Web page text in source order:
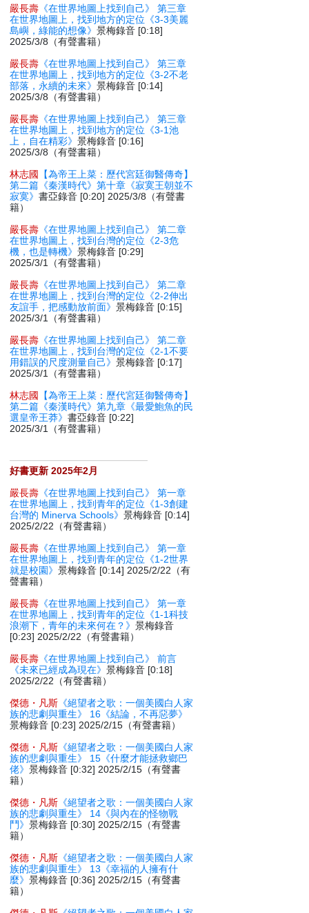
嚴長壽 《在世界地圖上找到自己》 第三章
在世界地圖上，找到地方的定位《3-3美麗
島嶼，綠能的想像》景梅錄音 [0:18]
2025/3/8（有聲書籍）
嚴長壽 《在世界地圖上找到自己》 第三章
在世界地圖上，找到地方的定位《3-2不老
部落，永續的未來》景梅錄音 [0:14]
2025/3/8（有聲書籍）
嚴長壽 《在世界地圖上找到自己》 第三章
在世界地圖上，找到地方的定位《3-1池
上，自在精彩》景梅錄音 [0:16]
2025/3/8（有聲書籍）
林志國
【為帝王上菜：歷代宮廷御醫傳奇】
第二篇《秦漢時代》第十章《寂寞王朝並不
寂寞》書亞錄音 [0:20] 2025/3/8（有聲書
籍）
嚴長壽 《在世界地圖上找到自己》 第二章
在世界地圖上，找到台灣的定位《2-3危
機，也是轉機》景梅錄音 [0:29]
2025/3/1（有聲書籍）
嚴長壽 《在世界地圖上找到自己》 第二章
在世界地圖上，找到台灣的定位《2-2伸出
友誼手，把感動放前面》景梅錄音 [0:15]
2025/3/1（有聲書籍）
嚴長壽 《在世界地圖上找到自己》 第二章
在世界地圖上，找到台灣的定位《2-1不要
用錯誤的尺度測量自己》景梅錄音 [0:17]
2025/3/1（有聲書籍）
林志國
【為帝王上菜：歷代宮廷御醫傳奇】
第二篇《秦漢時代》第九章《最愛鮑魚的民
選皇帝王莽》書亞錄音 [0:22]
2025/3/1（有聲書籍）
好書更新 2025年2月
嚴長壽 《在世界地圖上找到自己》 第一章
在世界地圖上，找到青年的定位《1-3創建
台灣的 Minerva Schools》景梅錄音 [0:14]
2025/2/22（有聲書籍）
嚴長壽 《在世界地圖上找到自己》 第一章
在世界地圖上，找到青年的定位《1-2世界
就是校園》景梅錄音 [0:14] 2025/2/22（有
聲書籍）
嚴長壽 《在世界地圖上找到自己》 第一章
在世界地圖上，找到青年的定位《1-1科技
浪潮下，青年的未來何在？》景梅錄音
[0:23] 2025/2/22（有聲書籍）
嚴長壽 《在世界地圖上找到自己》 前言
《未來已經成為現在》景梅錄音 [0:18]
2025/2/22（有聲書籍）
傑德・凡斯 《絕望者之歌：一個美國白人家
族的悲劇與重生》 16《結論，不再惡夢》
景梅錄音 [0:23] 2025/2/15（有聲書籍）
傑德・凡斯 《絕望者之歌：一個美國白人家
族的悲劇與重生》 15《什麼才能拯救鄉巴
佬》景梅錄音 [0:32] 2025/2/15（有聲書
籍）
傑德・凡斯 《絕望者之歌：一個美國白人家
族的悲劇與重生》 14《與內在的怪物戰
鬥》景梅錄音 [0:30] 2025/2/15（有聲書
籍）
傑德・凡斯 《絕望者之歌：一個美國白人家
族的悲劇與重生》 13《幸福的人擁有什
麼》景梅錄音 [0:36] 2025/2/15（有聲書
籍）